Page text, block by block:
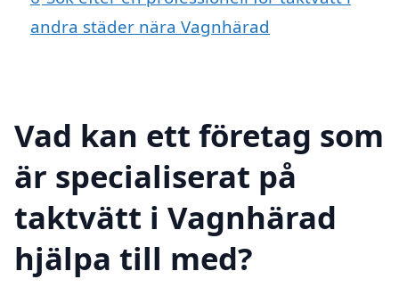
andra städer nära Vagnhärad
Vad kan ett företag som
är specialiserat på
taktvätt i Vagnhärad
hjälpa till med?